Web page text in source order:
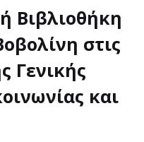
Βιβλιοθήκη
στις
Γενικής
και